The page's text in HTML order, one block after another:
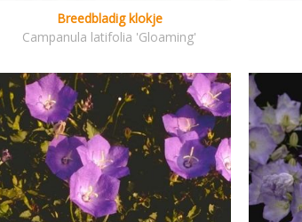
Breedbladig klokje
Campanula latifolia 'Gloaming'